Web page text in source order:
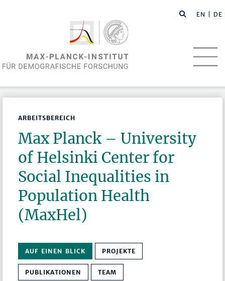
EN | DE
ARBEITSBEREICH
Max Planck – University
of Helsinki Center for
Social Inequalities in
Population Health
(MaxHel)
AUF EINEN BLICK PROJEKTE
PUBLIKATIONEN TEAM